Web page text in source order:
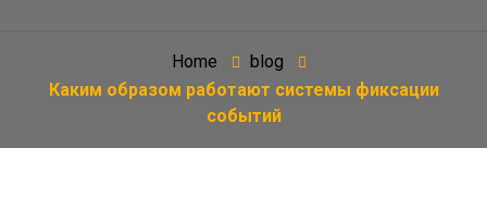
Home
blog
Каким образом работают системы фиксации
событий